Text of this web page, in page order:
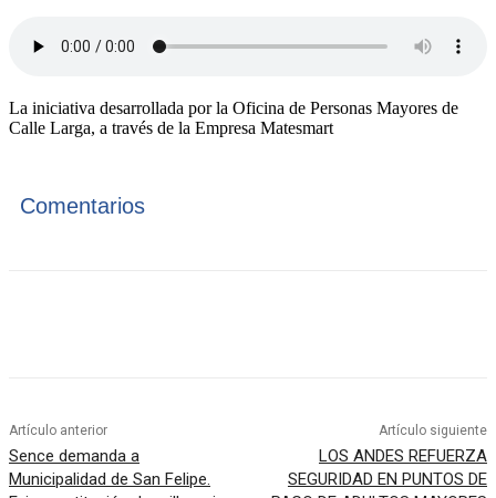
La iniciativa desarrollada por la Oficina de Personas Mayores de
Calle Larga, a través de la Empresa Matesmart
Comentarios
Artículo anterior
Sence demanda a
Municipalidad de San Felipe.
Artículo siguiente
LOS ANDES REFUERZA
SEGURIDAD EN PUNTOS DE